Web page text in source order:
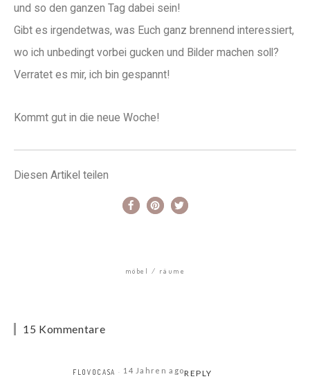
und so den ganzen Tag dabei sein!
Gibt es irgendetwas, was Euch ganz brennend interessiert,
wo ich unbedingt vorbei gucken und Bilder machen soll?
Verratet es mir, ich bin gespannt!
Kommt gut in die neue Woche!
Diesen Artikel teilen
möbel räume
15 Kommentare
FLOVOCASA 14 Jahren agoREPLY